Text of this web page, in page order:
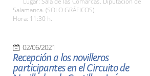
Salamanca. (SOLO GRÁFICOS)
Hora: 11:30 h.
02/06/2021
Recepción a los novilleros
participantes en el Circuito de